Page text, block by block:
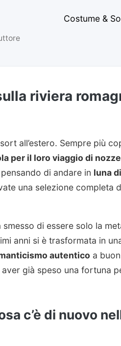
Costume &
riviera
all’estero. Sempre più
per il loro viaggio di nozze
di andare in luna
una selezione completa
di essere solo la
anni si è trasformata in
autentico a
già speso una fortuna
c’è di nuovo